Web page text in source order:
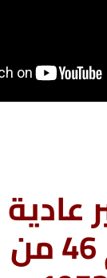
عادية
يقوم بها الوصى طبقا للمادة رقم 46 من